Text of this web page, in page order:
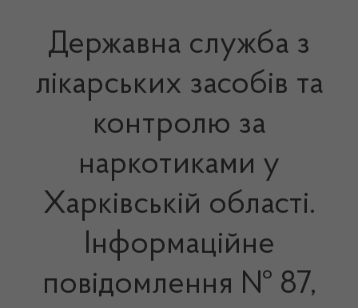
Державна служба з
лікарських засобів та
контролю за
наркотиками у
Харківській області.
Інформаційне
повідомлення № 87,